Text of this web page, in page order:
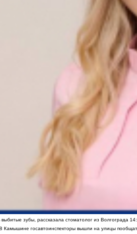
зубы, рассказала стоматолог из Волгограда
Камышине госавтоинспекторы вышли на улицы